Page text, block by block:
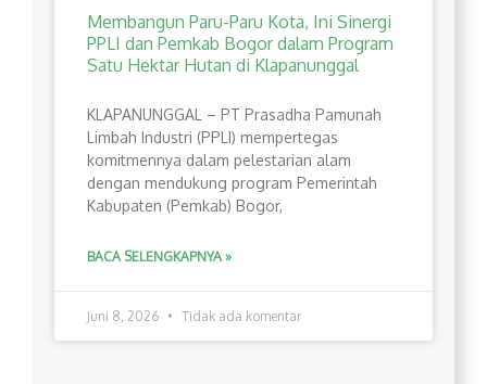
Membangun Paru-Paru Kota, Ini Sinergi
PPLI dan Pemkab Bogor dalam Program
Satu Hektar Hutan di Klapanunggal
​KLAPANUNGGAL – PT Prasadha Pamunah
Limbah Industri (PPLI) mempertegas
komitmennya dalam pelestarian alam
dengan mendukung program Pemerintah
Kabupaten (Pemkab) Bogor,
BACA SELENGKAPNYA »
Juni 8, 2026 Tidak ada komentar